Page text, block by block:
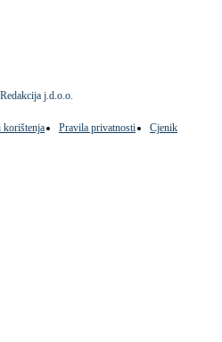
j.d.o.o.
korištenja Pravila privatnosti
Cjenik